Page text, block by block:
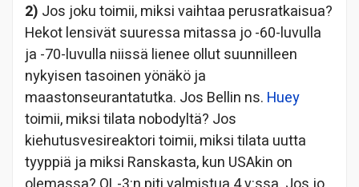
2) Jos joku toimii, miksi vaihtaa perusratkaisua?
Hekot lensivät suuressa mitassa jo -60-luvulla
ja -70-luvulla niissä lienee ollut suunnilleen
nykyisen tasoinen yönäkö ja
maastonseurantatutka. Jos Bellin ns. Huey
toimii, miksi tilata nobodyltä? Jos
kiehutusvesireaktori toimii, miksi tilata uutta
tyyppiä ja miksi Ranskasta, kun USAkin on